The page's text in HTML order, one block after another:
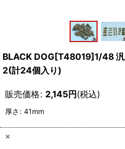
BLACK DOG[T48019]1/48 汎
2(計24個入り)
販売価格: 2,145円(税込)
厚さ : 41mm
×